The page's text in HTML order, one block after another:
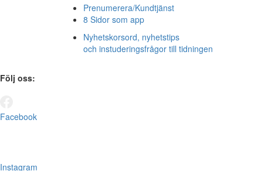
Prenumerera/Kundtjänst
8 Sidor som app
Nyhetskorsord, nyhetstips
och instuderingsfrågor till tidningen
Följ oss:
Facebook
Instagram